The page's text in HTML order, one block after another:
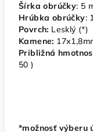
Šírka obrúčky: 5
Hrúbka obrúčky:
Povrch: Lesklý (*)
Kamene:
Približná
50 )
*možnosť výberu